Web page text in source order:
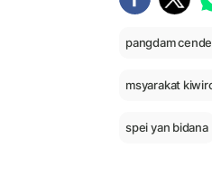
pangdam
msyarakat
spei yan bidana